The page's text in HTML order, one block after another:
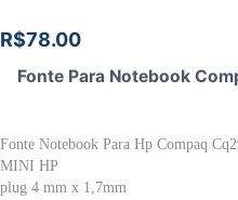
R$78.00
Fonte Para Notebook
Fonte Notebook Para Hp Compaq
MINI HP
plug 4 mm x 1,7mm